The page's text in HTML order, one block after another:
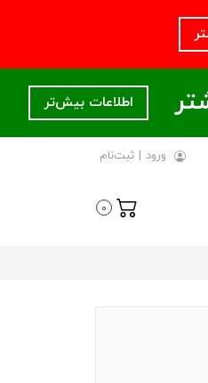
اطلاعات بیش‌تر
ورود | ثبت‌نام
0